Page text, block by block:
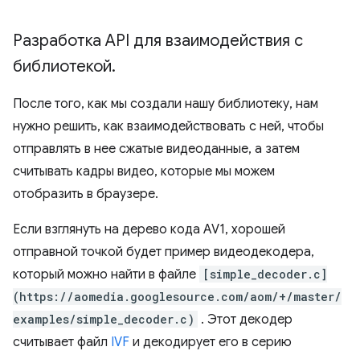
Разработка API для взаимодействия с
библиотекой.
После того, как мы создали нашу библиотеку, нам
нужно решить, как взаимодействовать с ней, чтобы
отправлять в нее сжатые видеоданные, а затем
считывать кадры видео, которые мы можем
отобразить в браузере.
Если взглянуть на дерево кода AV1, хорошей
отправной точкой будет пример видеодекодера,
который можно найти в файле [simple_decoder.c]
(https://aomedia.googlesource.com/aom/+/master/
examples/simple_decoder.c) . Этот декодер
считывает файл IVF и декодирует его в серию